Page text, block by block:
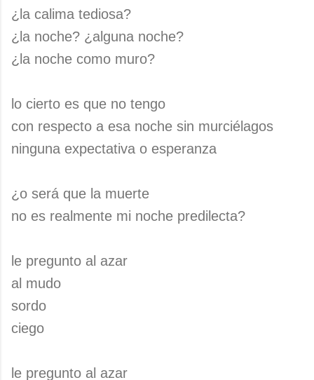
¿la calima tediosa?
¿la noche? ¿alguna noche?
¿la noche como muro?
lo cierto es que no tengo
con respecto a esa noche sin murciélagos
ninguna expectativa o esperanza
¿o será que la muerte
no es realmente mi noche predilecta?
le pregunto al azar
al mudo
sordo
ciego
le pregunto al azar